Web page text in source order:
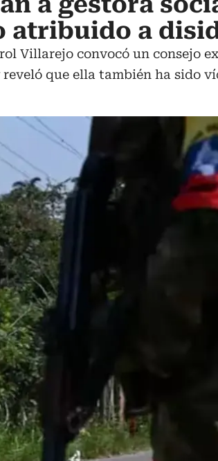
atribuido a
Villarejo convocó un consejo
que ella también ha sido